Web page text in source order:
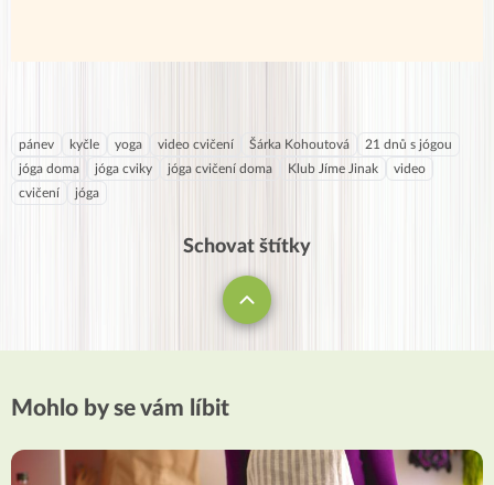
pánev kyčle yoga video cvičení Šárka Kohoutová
21 dnů s jógou
jóga doma
jóga cviky jóga cvičení doma Klub Jíme Jinak
video
cvičení
jóga
Schovat štítky
Mohlo by se vám líbit